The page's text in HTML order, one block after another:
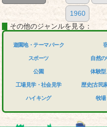
1960
その他のジャンルを見る：
遊園地・テーマパーク
スポーツ
公園
工場見学・社会見学
ハイキング
自然
体験型
歴史(古民
牧場